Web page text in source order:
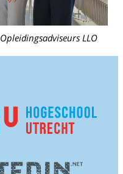
Opleidingsadviseurs LLO